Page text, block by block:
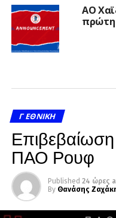
ΑΟ
Γ ΕΘΝΙΚΉ
ΠΑΟ Ρουφ
Published 24 ώρες
By Θανάσης